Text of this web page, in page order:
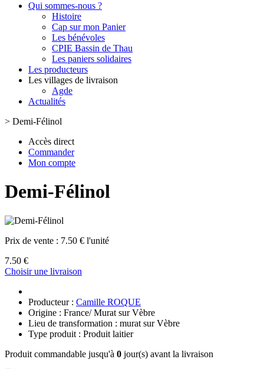
Qui sommes-nous ?
Histoire
Cap sur mon Panier
Les bénévoles
CPIE Bassin de Thau
Les paniers solidaires
Les producteurs
Les villages de livraison
Agde
Actualités
> Demi-Félinol
Accès direct
Commander
Mon compte
Demi-Félinol
Prix de vente : 7.50 € l'unité
7.50 €
Choisir une livraison
Producteur : Camille ROQUE
Origine : France/ Murat sur Vèbre
Lieu de transformation : murat sur Vèbre
Type produit : Produit laitier
Produit commandable jusqu'à 0 jour(s) avant la livraison